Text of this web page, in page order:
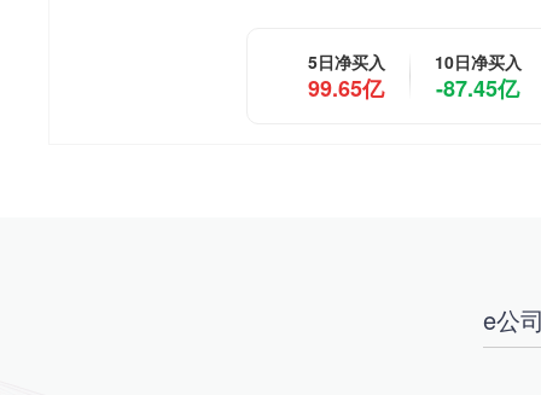
5日净买入
99.65亿
10日净买入
-87.45亿
e公